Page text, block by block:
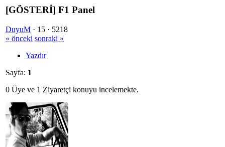
[GÖSTERİ] F1 Panel
DuyuM · 15 · 5218
« önceki sonraki »
Yazdır
Sayfa: 1
0 Üye ve 1 Ziyaretçi konuyu incelemekte.